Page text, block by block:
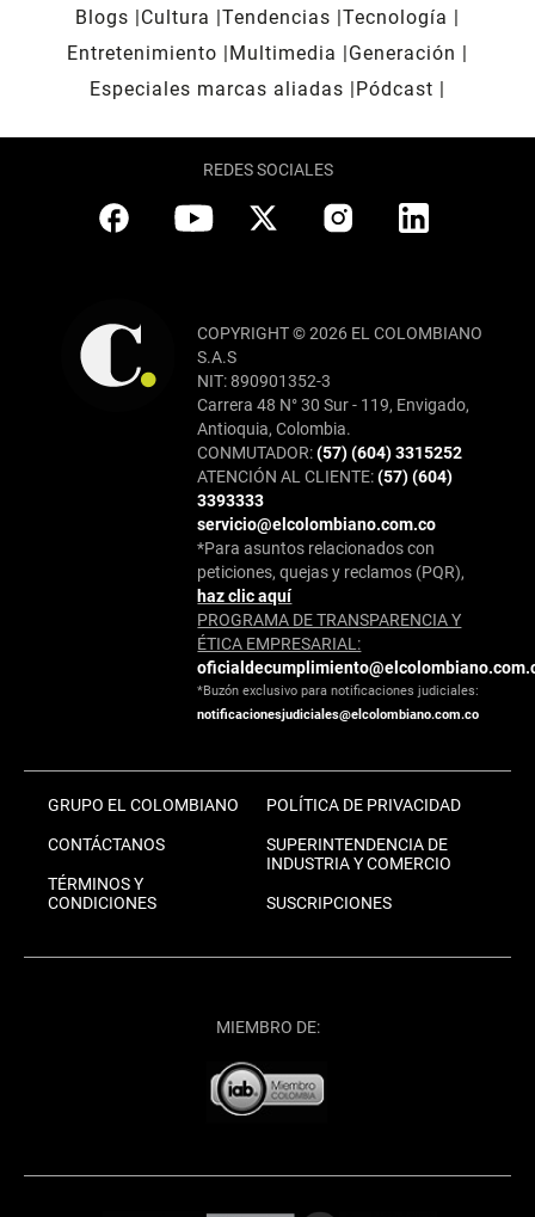
Blogs
Cultura Tendencias Tecnología
Entretenimiento
Multimedia
Generación
Especiales marcas aliadas
Pódcast
REDES SOCIALES
COPYRIGHT © 2026 EL COLOMBIANO
S.A.S
NIT: 890901352-3
Carrera 48 N° 30 Sur - 119, Envigado,
Antioquia, Colombia.
CONMUTADOR:(57) (604) 3315252
ATENCIÓN AL CLIENTE:(57) (604)
3393333
servicio@elcolombiano.com.co
*Para asuntos relacionados con
peticiones, quejas y reclamos (PQR),
haz clic aquí
PROGRAMA DE TRANSPARENCIA Y
ÉTICA EMPRESARIAL:
*Buzón exclusivo para notificaciones judiciales:
notificacionesjudiciales@elcolombiano.com.co
GRUPO EL COLOMBIANO
CONTÁCTANOS
TÉRMINOS Y
CONDICIONES
POLÍTICA DE PRIVACIDAD
SUPERINTENDENCIA DE
INDUSTRIA Y COMERCIO
SUSCRIPCIONES
MIEMBRO DE: